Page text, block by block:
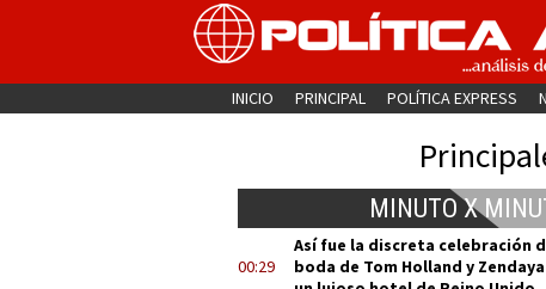
INICIO PRINCIPAL POLÍTICA EXPRESS
MINUTO X
00:29
Así fue la discreta celebración
boda de Tom Holland y